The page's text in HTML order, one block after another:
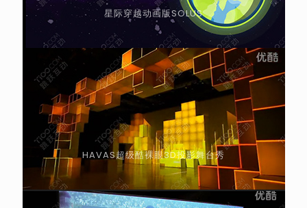
星际穿越动画版SOLUS
HAVAS超级酷裸眼3D投影舞台秀